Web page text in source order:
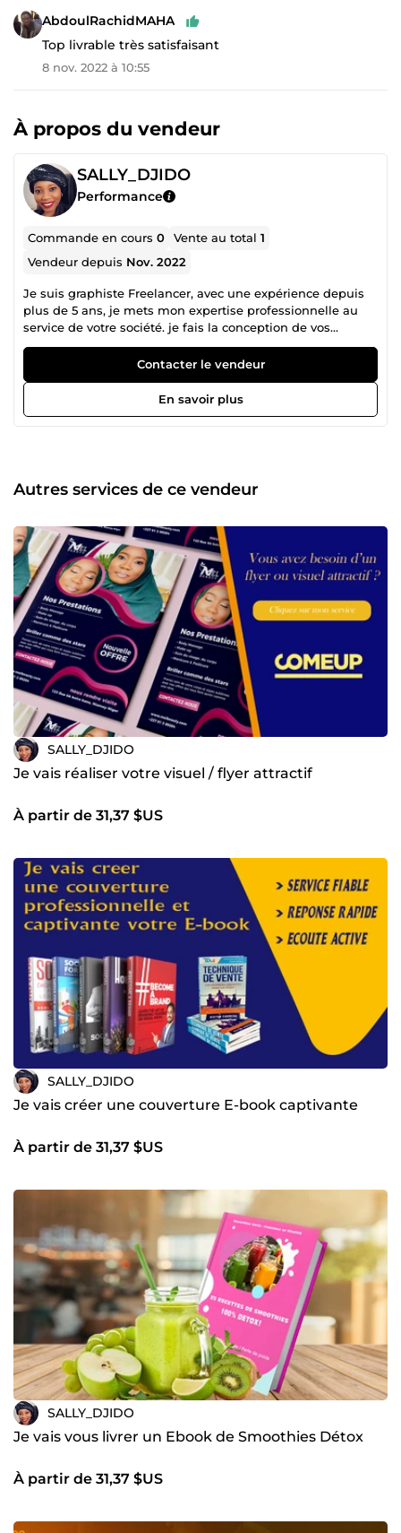
AbdoulRachidMAHA
Top livrable très satisfaisant
8 nov. 2022 à 10:55
À propos du vendeur
SALLY_DJIDO
Performance
Commande en cours0 Vente au total1
Vendeur depuis Nov. 2022
Je suis graphiste Freelancer, avec une expérience depuis
plus de 5 ans, je mets mon expertise professionnelle au
service de votre société. je fais la conception de vos
bannières publicitaires, flyers cartes de visite, et la
Contacter le vendeur
En savoir plus
Autres services de ce vendeur
SALLY_DJIDO
Je vais réaliser votre visuel / flyer attractif
À partir de 31,37 $US
SALLY_DJIDO
Je vais créer une couverture E-book captivante
À partir de 31,37 $US
SALLY_DJIDO
Je vais vous livrer un Ebook de Smoothies Détox
À partir de 31,37 $US